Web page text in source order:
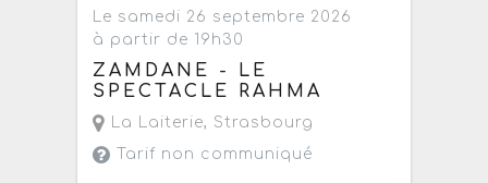
Le samedi 26 septembre 2026
à partir de 19h30
ZAMDANE - LE
SPECTACLE RAHMA
La Laiterie, Strasbourg
Tarif non communiqué